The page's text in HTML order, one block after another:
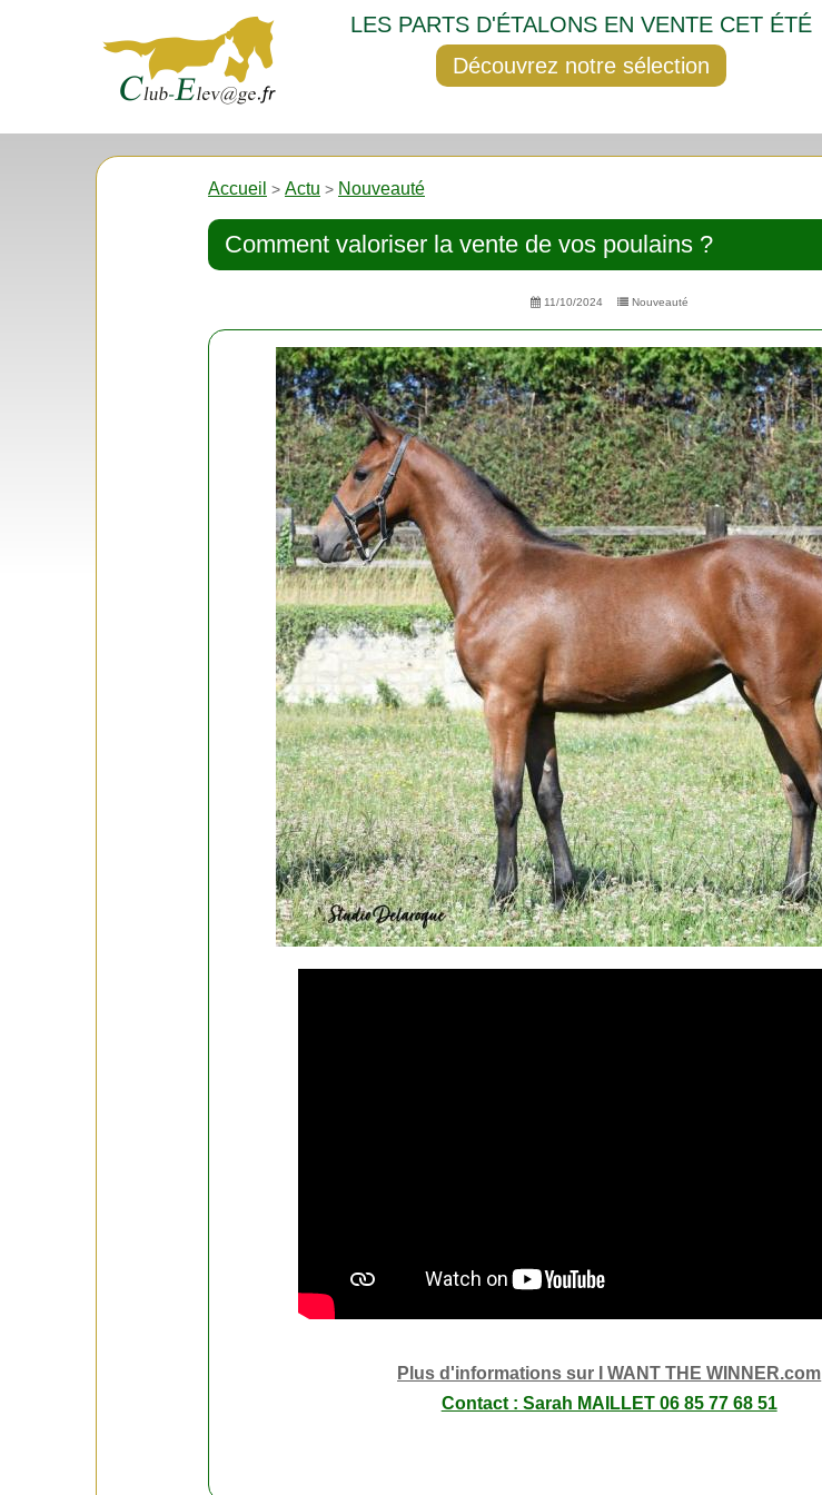
LES PARTS D'ÉTALONS EN VENTE CET ÉTÉ
Découvrez notre sélection
Accueil > Actu > Nouveauté
Comment valoriser la vente de vos poulains ?
11/10/2024 Nouveauté
Plus d'informations sur I WANT THE WINNER.com
Contact : Sarah MAILLET 06 85 77 68 51